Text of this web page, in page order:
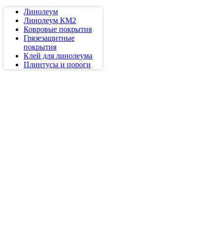
Линолеум
Линолеум КМ2
Ковровые покрытия
Грязезащитные
покрытия
Клей для линолеума
Плинтусы и пороги